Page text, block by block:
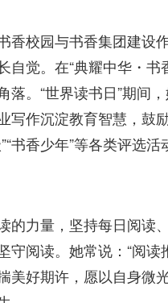
校园与书香集团建设
觉。在“典耀中华・
。“世界读书日”期间
作沉淀教育智慧，
香少年”等各类评选
力量，坚持每日阅
阅读。她常说：“阅
好期许，愿以自身